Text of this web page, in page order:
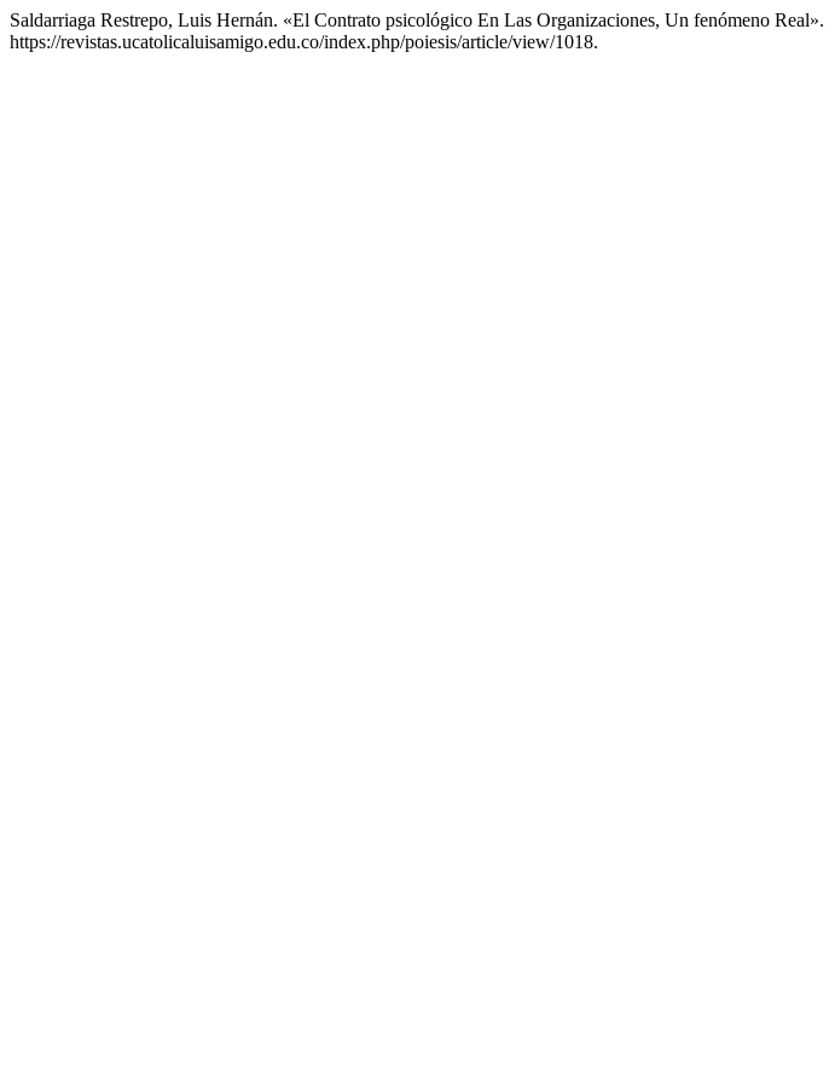
Saldarriaga Restrepo, Luis Hernán. «El Contrato psicológico En Las Organizaciones, Un fenómeno Real».
https://revistas.ucatolicaluisamigo.edu.co/index.php/poiesis/article/view/1018.